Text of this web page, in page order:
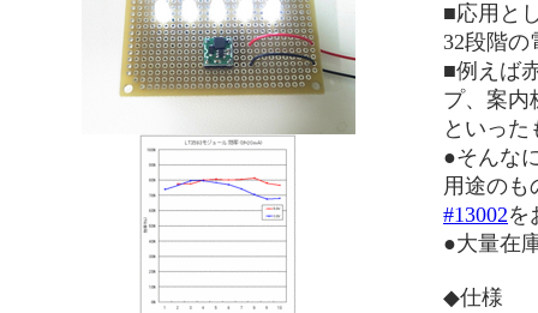
■応用と
32段階の
■例えば
プ、案内
といった
●そんな
用途のも
#13002を
●大量在
◆仕様